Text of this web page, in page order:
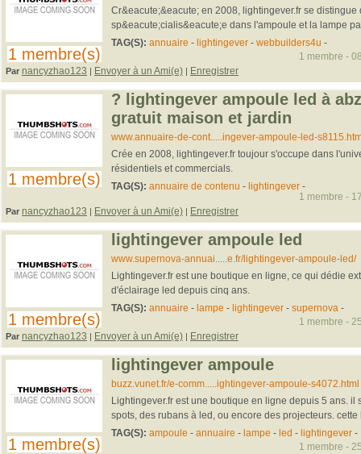
1 membre(s)
Cr&eacute;&eacute; en 2008, lightingever.fr se
sp&eacute;cialis&eacute;e dans l'ampoule et la lampe
TAG(S): annuaire - lightingever- webbuilders4u -
Par nancyzhao123 | Envoyer à un Ami(e) | Enregistrer
1 membre -
1 membre(s)
? lightingever ampoule led à
gratuit maison et jardin
www.annuaire-de-cont.....ingever-ampoule-led-
Crée en 2008, lightingever.fr toujour s'occupe dans
résidentiels et commercials.
TAG(S): annuaire de contenu - lightingever-
Par nancyzhao123 | Envoyer à un Ami(e) | Enregistrer
1 membre -
1 membre(s)
lightingever ampoule led
www.supernova-annuai.....e.fr/lightingever-ampoule-led/
Lightingever.fr est une boutique en ligne, ce qui dédie
d'éclairage led depuis cinq ans.
TAG(S): annuaire - lampe - lightingever- supernova -
Par nancyzhao123 | Envoyer à un Ami(e) | Enregistrer
1 membre -
1 membre(s)
lightingever ampoule
buzz.vunet.fr/e-comm.....ightingever-ampoule-s4072.html
Lightingever.fr est une boutique en ligne depuis 5 ans. il
spots, des rubans à led, ou encore des projecteurs. cette
TAG(S): ampoule - annuaire - lampe - led - lightingever-
1 membre -